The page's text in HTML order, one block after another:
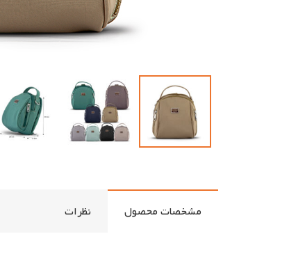
مشخصات محصول نظرات